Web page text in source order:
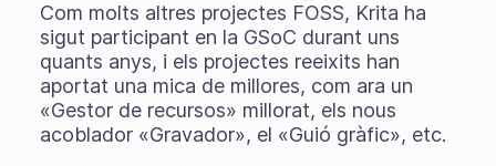
Com molts altres projectes FOSS, Krita ha
sigut participant en la GSoC durant uns
quants anys, i els projectes reeixits han
aportat una mica de millores, com ara un
«Gestor de recursos» millorat, els nous
acoblador «Gravador», el «Guió gràfic», etc.